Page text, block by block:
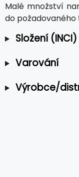
Malé množství
do požadovaného
Složení (INCI)
Varování
Výrobce/